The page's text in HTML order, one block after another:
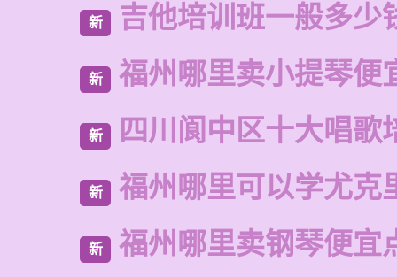
新 吉他培训班一般多少
新 福州哪里卖小提琴便
新 四川阆中区十大唱歌
新 福州哪里可以学尤克
新 福州哪里卖钢琴便宜